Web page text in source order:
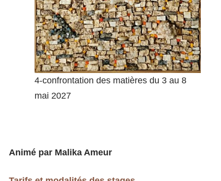
4-confrontation des matières du 3 au 8
mai 2027
Animé par Malika Ameur